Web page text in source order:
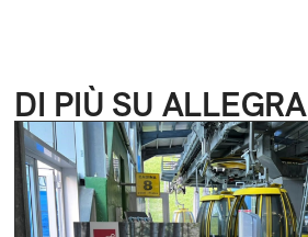
DI PIÙ SU ALLEGRA